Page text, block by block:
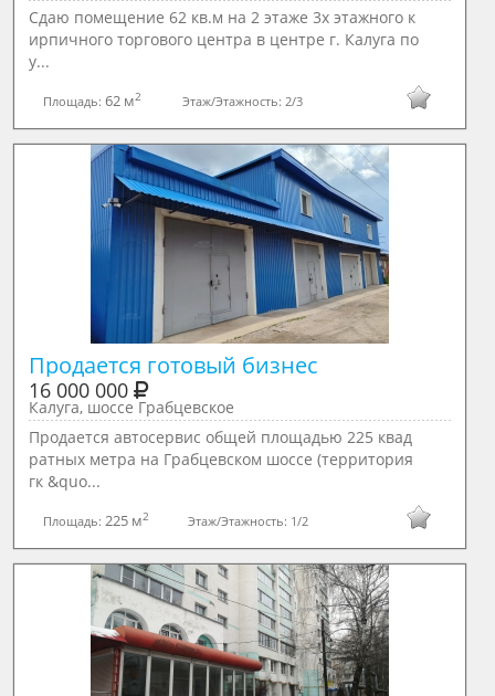
Сдаю помещение 62 кв.м на 2 этаже 3х этажного к
ирпичного торгового центра в центре г. Калуга по
у...
Площадь:62 м2 Этаж/Этажность: 2/3
Продается готовый бизнес
16 000 000
Калуга, шоссе Грабцевское
Продается автосервис общей площадью 225 квад
ратных метра на Грабцевском шоссе (территория
гк &quo...
Площадь: 225 м2 Этаж/Этажность: 1/2